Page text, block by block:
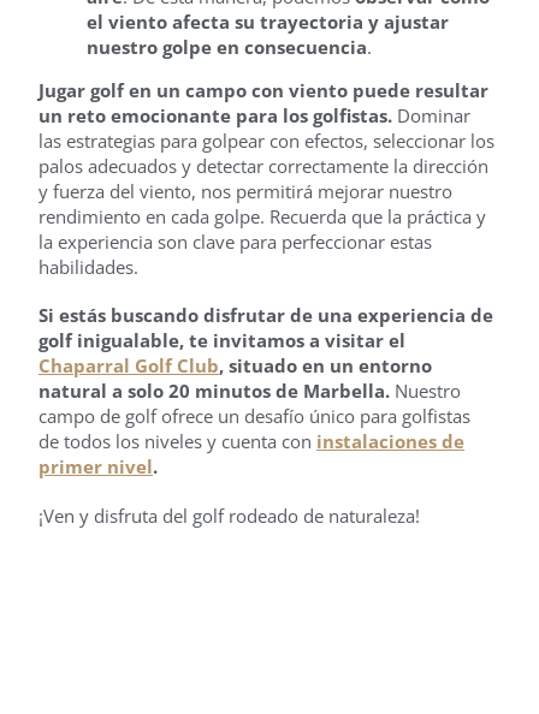
el viento afecta su trayectoria y ajustar
nuestro golpe en consecuencia.
Jugar golf en un campo con viento puede resultar
un reto emocionante para los golfistas. Dominar
las estrategias para golpear con efectos, seleccionar los
palos adecuados y detectar correctamente la dirección
y fuerza del viento, nos permitirá mejorar nuestro
rendimiento en cada golpe. Recuerda que la práctica y
la experiencia son clave para perfeccionar estas
habilidades.
Si estás buscando disfrutar de una experiencia de
golf inigualable, te invitamos a visitar el
Chaparral Golf Club, situado en un entorno
natural a solo 20 minutos de Marbella. Nuestro
campo de golf ofrece un desafío único para golfistas
de todos los niveles y cuenta con instalaciones de
primer nivel.
¡Ven y disfruta del golf rodeado de naturaleza!